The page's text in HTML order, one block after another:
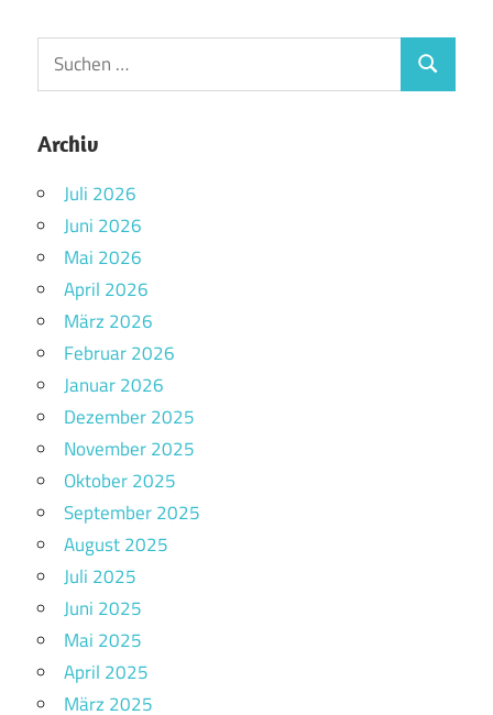
Archiv
Juli 2026
Juni 2026
Mai 2026
April 2026
März 2026
Februar 2026
Januar 2026
Dezember 2025
November 2025
Oktober 2025
September 2025
August 2025
Juli 2025
Juni 2025
Mai 2025
April 2025
März 2025